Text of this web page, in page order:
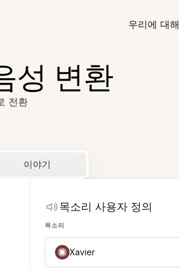
우리에 대해
성 변환
전환
이야기
목소리 사용자 정의
목소리
Xavier